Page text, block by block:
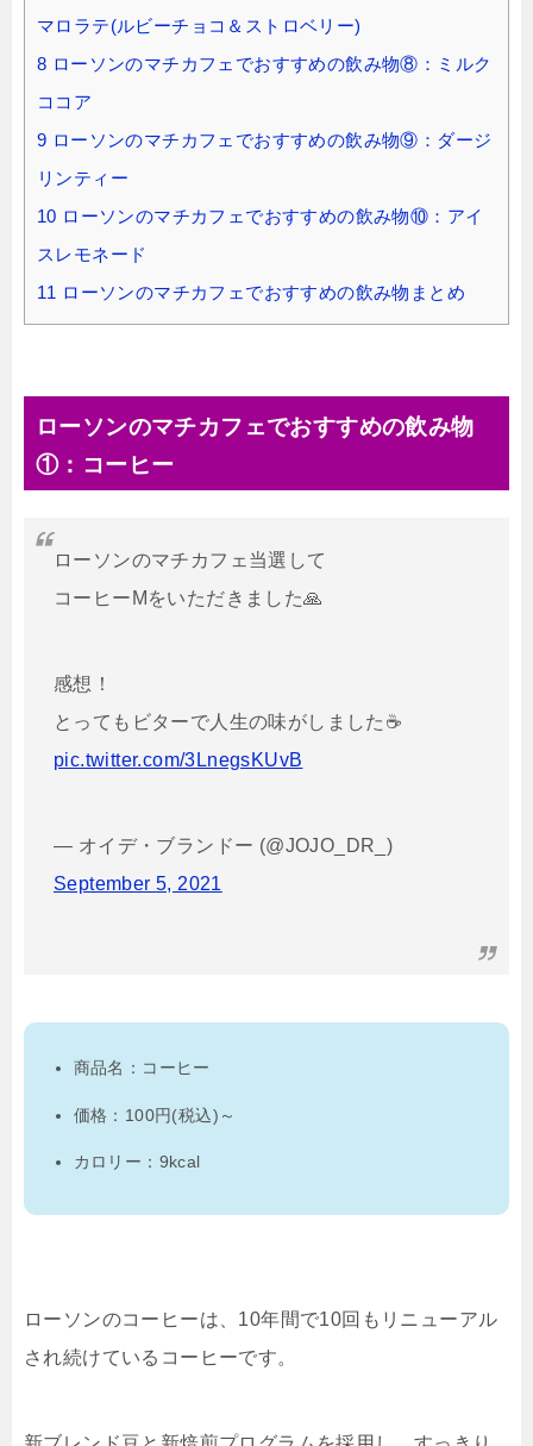
マロラテ(ルビーチョコ＆ストロベリー)
8 ローソンのマチカフェでおすすめの飲み物⑧：ミルク
ココア
9 ローソンのマチカフェでおすすめの飲み物⑨：ダージ
リンティー
10 ローソンのマチカフェでおすすめの飲み物⑩：アイ
スレモネード
11 ローソンのマチカフェでおすすめの飲み物まとめ
ローソンのマチカフェでおすすめの飲み物
①：コーヒー
ローソンのマチカフェ当選して
コーヒーMをいただきました🙏
感想！
とってもビターで人生の味がしました☕️
pic.twitter.com/3LnegsKUvB
— オイデ・ブランドー (@JOJO_DR_)
September 5, 2021
商品名：コーヒー
価格：100円(税込)～
カロリー：9kcal
ローソンのコーヒーは、10年間で10回もリニューアル
され続けているコーヒーです。